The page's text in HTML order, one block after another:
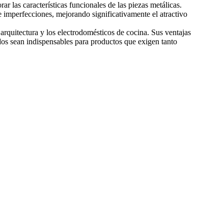
las características funcionales de las piezas metálicas.
imperfecciones, mejorando significativamente el atractivo
y los electrodomésticos de cocina. Sus ventajas
sean indispensables para productos que exigen tanto